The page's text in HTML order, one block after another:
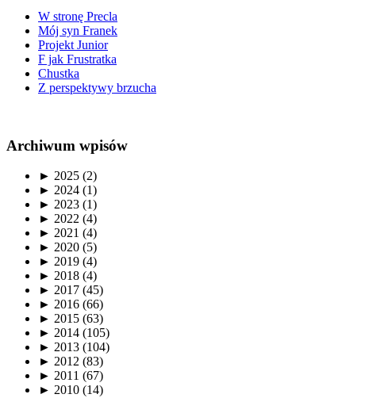
W stronę Precla
Mój syn Franek
Projekt Junior
F jak Frustratka
Chustka
Z perspektywy brzucha
Archiwum wpisów
► 2025 (2)
► 2024 (1)
► 2023 (1)
► 2022 (4)
► 2021 (4)
► 2020 (5)
► 2019 (4)
► 2018 (4)
► 2017 (45)
► 2016 (66)
► 2015 (63)
► 2014 (105)
► 2013 (104)
► 2012 (83)
► 2011 (67)
► 2010 (14)